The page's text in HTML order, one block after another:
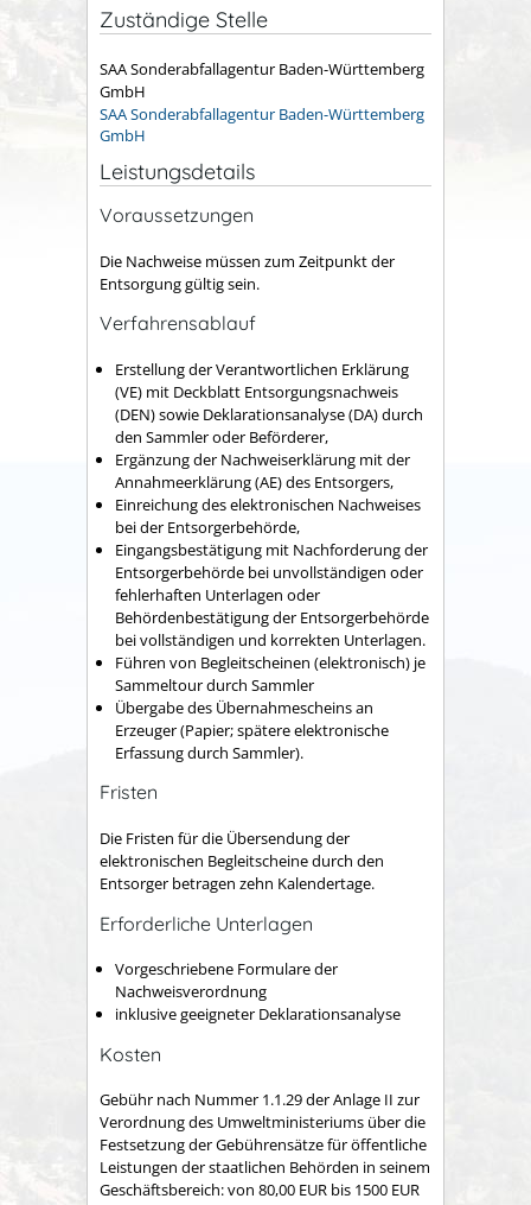
Zuständige Stelle
SAA Sonderabfallagentur Baden-Württemberg
GmbH
SAA Sonderabfallagentur Baden-Württemberg
GmbH
Leistungsdetails
Voraussetzungen
Die Nachweise müssen zum Zeitpunkt der
Entsorgung gültig sein.
Verfahrensablauf
Erstellung der Verantwortlichen Erklärung
(VE) mit Deckblatt Entsorgungsnachweis
(DEN) sowie Deklarationsanalyse (DA) durch
den Sammler oder Beförderer,
Ergänzung der Nachweiserklärung mit der
Annahmeerklärung (AE) des Entsorgers,
Einreichung des elektronischen Nachweises
bei der Entsorgerbehörde,
Eingangsbestätigung mit Nachforderung der
Entsorgerbehörde bei unvollständigen oder
fehlerhaften Unterlagen oder
Behördenbestätigung der Entsorgerbehörde
bei vollständigen und korrekten Unterlagen.
Führen von Begleitscheinen (elektronisch) je
Sammeltour durch Sammler
Übergabe des Übernahmescheins an
Erzeuger (Papier; spätere elektronische
Erfassung durch Sammler).
Fristen
Die Fristen für die Übersendung der
elektronischen Begleitscheine durch den
Entsorger betragen zehn Kalendertage.
Erforderliche Unterlagen
Vorgeschriebene Formulare der
Nachweisverordnung
inklusive geeigneter Deklarationsanalyse
Kosten
Gebühr nach Nummer 1.1.29der Anlage II zur
Verordnung des Umweltministeriums über die
Festsetzung der Gebührensätze für öffentliche
Leistungen der staatlichen Behörden in seinem
Geschäftsbereich: von 80,00 EUR bis 1500 EUR